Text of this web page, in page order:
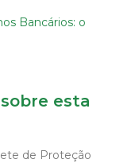
Bancários: o
esta
de Proteção